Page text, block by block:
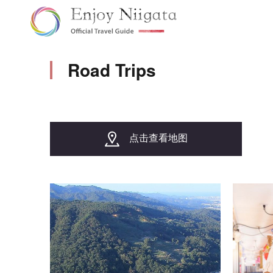
Road Trips
点击查看地图